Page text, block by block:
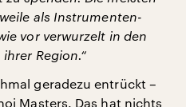
als Instrumenten-
vor verwurzelt in den
Region.“
geradezu entrückt –
Masters. Das hat nichts